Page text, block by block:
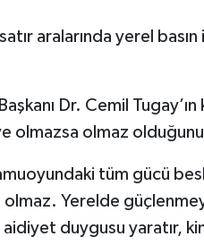
aralarında yerel
Dr. Cemil
olmazsa olmaz
tüm gücü
olmaz. Yerelde
aidiyet duygusu yaratır,